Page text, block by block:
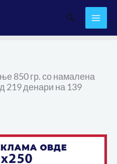
Search
850 гр. со намалена
219 денари на 139